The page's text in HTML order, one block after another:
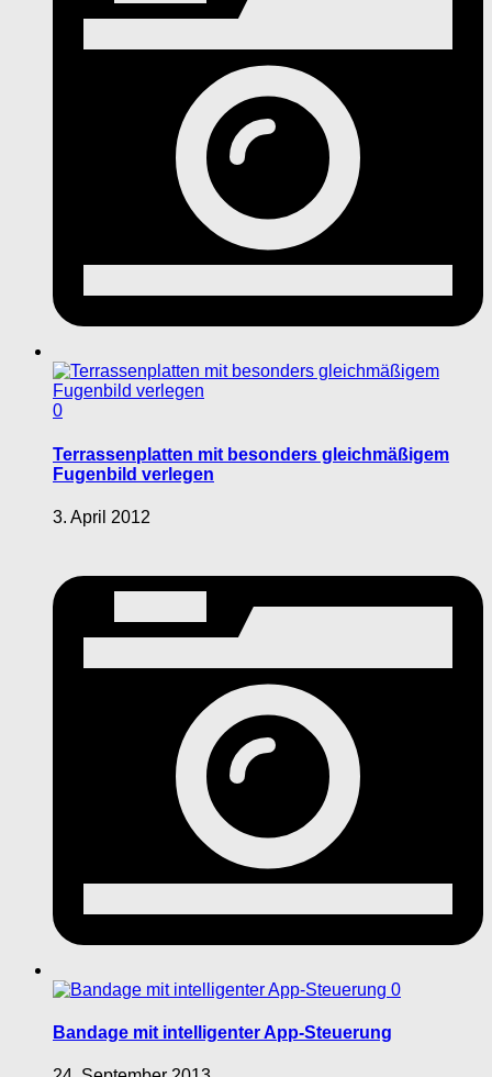
0
Terrassenplatten mit besonders gleichmäßigem
Fugenbild verlegen
3. April 2012
0
Bandage mit intelligenter App-Steuerung